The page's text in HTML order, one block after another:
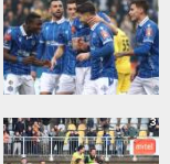
3